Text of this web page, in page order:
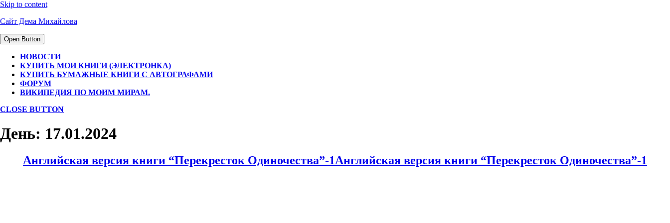
Skip to content
Сайт Дема Михайлова
Open Button
НОВОСТИ
КУПИТЬ МОИ КНИГИ (ЭЛЕКТРОНКА)
КУПИТЬ БУМАЖНЫЕ КНИГИ С АВТОГРАФАМИ
ФОРУМ
ВИКИПЕДИЯ ПО МОИМ МИРАМ.
CLOSE BUTTON
День: 17.01.2024
Английская версия книги “Перекресток Одиночества”-1Английская версия книги “Перекресток Одиночества”-1